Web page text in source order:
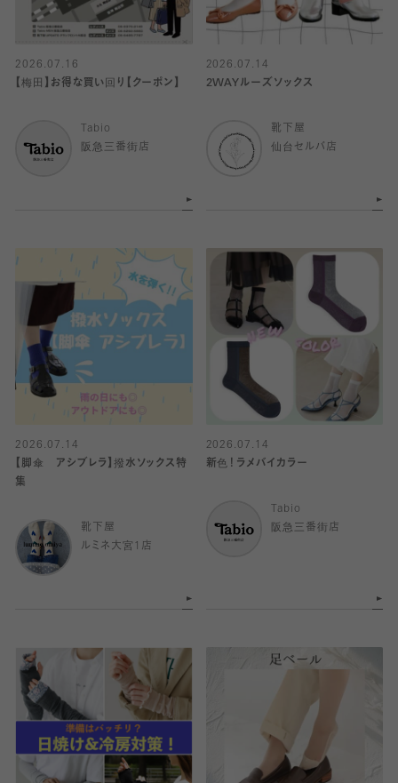
2026.07.16
【梅田】お得な買い回り【クーポン】
Tabio
阪急三番街店
2026.07.14
2WAYルーズソックス
靴下屋
仙台セルバ店
2026.07.14
【脚傘 アシブレラ】撥水ソックス特
集
靴下屋
ルミネ大宮1店
2026.07.14
新色！ラメバイカラー
Tabio
阪急三番街店